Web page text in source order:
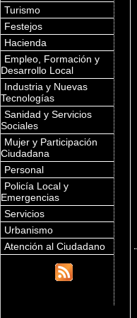
Turismo
Festejos
Hacienda
Empleo, Formación y
Desarrollo Local
Industria y Nuevas
Tecnologías
Sanidad y Servicios
Sociales
Mujer y Participación
Ciudadana
Personal
Policía Local y
Emergencias
Servicios
Urbanismo
Atención al Ciudadano